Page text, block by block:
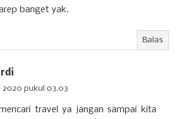
banget yak.
Balas
2020 pukul 03.03
travel ya jangan sampai kita